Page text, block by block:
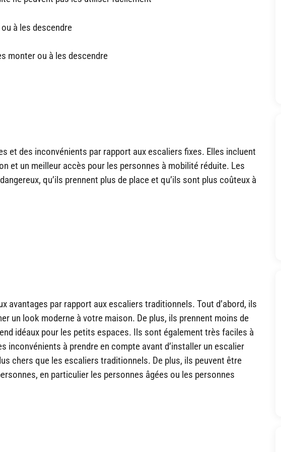
à les descendre
monter ou à les descendre
et des inconvénients par rapport aux escaliers fixes. Elles incluent
et un meilleur accès pour les personnes à mobilité réduite. Les
qu’ils prennent plus de place et qu’ils sont plus coûteux à
avantages par rapport aux escaliers traditionnels. Tout d’abord, ils
un look moderne à votre maison. De plus, ils prennent moins de
idéaux pour les petits espaces. Ils sont également très faciles à
inconvénients à prendre en compte avant d’installer un escalier
chers que les escaliers traditionnels. De plus, ils peuvent être
en particulier les personnes âgées ou les personnes